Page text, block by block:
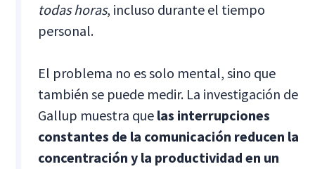
todas horas, incluso durante el tiempo
personal.
El problema no es solo mental, sino que
también se puede medir. La investigación de
Gallup muestra que las interrupciones
constantes de la comunicación reducen la
concentración y la productividad en un